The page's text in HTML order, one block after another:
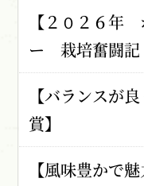
【２０２６年
ー 栽培奮闘記
【バランスが
賞】
【風味豊かで